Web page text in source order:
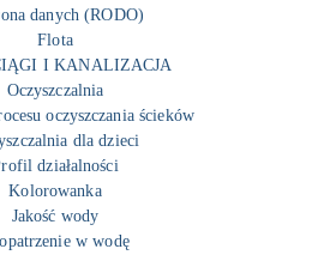
danych (RODO)
Flota
I KANALIZACJA
Oczyszczalnia
oczyszczania ścieków
dla dzieci
działalności
Kolorowanka
Jakość wody
w wodę